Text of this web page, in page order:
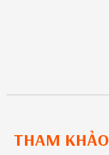
THAM KHẢO